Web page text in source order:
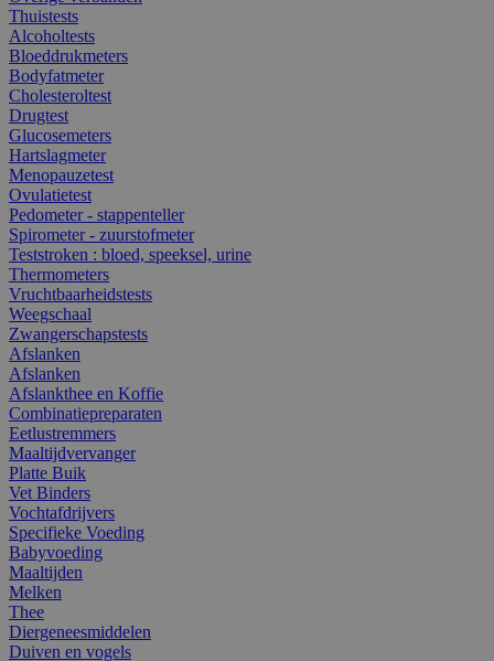
Thuistests
Alcoholtests
Bloeddrukmeters
Bodyfatmeter
Cholesteroltest
Drugtest
Glucosemeters
Hartslagmeter
Menopauzetest
Ovulatietest
Pedometer - stappenteller
Spirometer - zuurstofmeter
Teststroken : bloed, speeksel, urine
Thermometers
Vruchtbaarheidstests
Weegschaal
Zwangerschapstests
Afslanken
Afslanken
Afslankthee en Koffie
Combinatiepreparaten
Eetlustremmers
Maaltijdvervanger
Platte Buik
Vet Binders
Vochtafdrijvers
Specifieke Voeding
Babyvoeding
Maaltijden
Melken
Thee
Diergeneesmiddelen
Duiven en vogels